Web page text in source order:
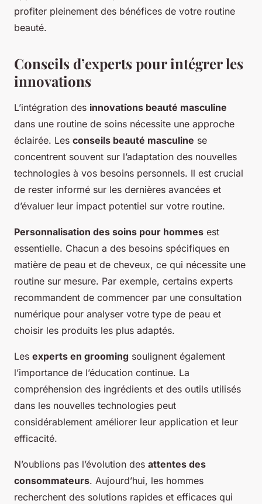
profiter pleinement des bénéfices de votre routine
beauté.
Conseils d’experts pour intégrer les
innovations
L’intégration des innovations beauté masculine
dans une routine de soins nécessite une approche
éclairée. Les conseils beauté masculine se
concentrent souvent sur l’adaptation des nouvelles
technologies à vos besoins personnels. Il est crucial
de rester informé sur les dernières avancées et
d’évaluer leur impact potentiel sur votre routine.
Personnalisation des soins pour hommes est
essentielle. Chacun a des besoins spécifiques en
matière de peau et de cheveux, ce qui nécessite une
routine sur mesure. Par exemple, certains experts
recommandent de commencer par une consultation
numérique pour analyser votre type de peau et
choisir les produits les plus adaptés.
Les experts en grooming soulignent également
l’importance de l’éducation continue. La
compréhension des ingrédients et des outils utilisés
dans les nouvelles technologies peut
considérablement améliorer leur application et leur
efficacité.
N’oublions pas l’évolution des attentes des
consommateurs. Aujourd’hui, les hommes
recherchent des solutions rapides et efficaces qui